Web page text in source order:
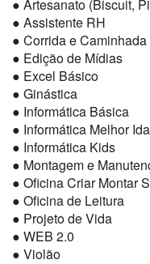
● Artesanato (Biscuit,
● Assistente RH
● Corrida e
● Edição de Mídias
● Excel Básico
● Ginástica
● Informática Básica
● Informática Melhor
● Informática Kids
● Montagem e
● Oficina Criar Montar
● Oficina de Leitura
● Projeto de Vida
● WEB 2.0
● Violão